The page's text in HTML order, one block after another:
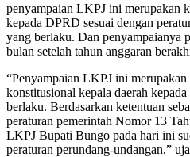
penyampaian LKPJ ini merupakan
kepada DPRD sesuai dengan
yang berlaku. Dan penyampaianya
bulan setelah tahun anggaran
“Penyampaian LKPJ ini
konstitusional kepala daerah
berlaku. Berdasarkan ketentuan
peraturan pemerintah Nomor 13
LKPJ Bupati Bungo pada hari ini
peraturan perundang-undangan,”